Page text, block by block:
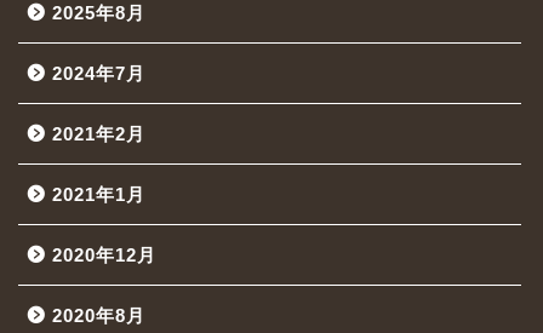
2025年8月
2024年7月
2021年2月
2021年1月
2020年12月
2020年8月